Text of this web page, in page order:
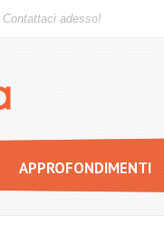
APPROFONDIMENTI
Contattaci adesso!